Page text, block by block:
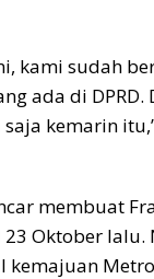
kami sudah
ada di DPRD.
kemarin
membuat
Oktober lalu.
kemajuan